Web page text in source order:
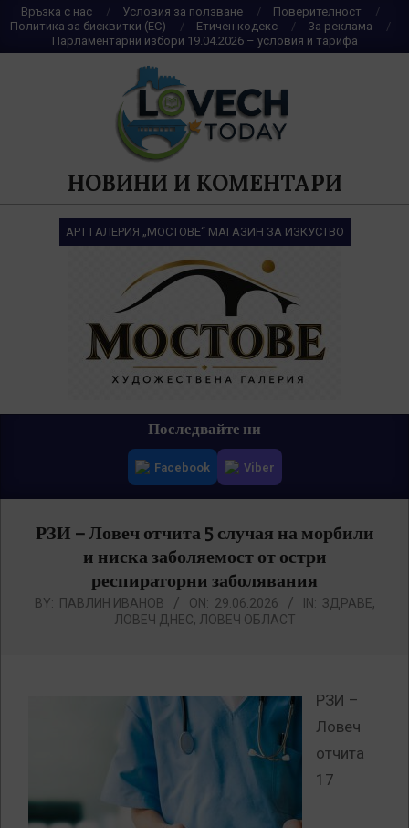
Skip
to
content
Връзка с нас Условия за ползване
Поверителност
Политика за бисквитки (ЕС)
Етичен кодекс
За реклама
Парламентарни избори 19.04.2026 – условия и тарифа
НОВИНИ И КОМЕНТАРИ
АРТ ГАЛЕРИЯ „МОСТОВЕ“ МАГАЗИН ЗА ИЗКУСТВО
Последвайте ни
Facebook Viber
РЗИ – Ловеч отчита 5 случая на морбили
и ниска заболяемост от остри
респираторни заболявания
BY: ПАВЛИН ИВАНОВ ON: 29.06.2026 IN: ЗДРАВЕ,
ЛОВЕЧ ДНЕС, ЛОВЕЧ ОБЛАСТ
РЗИ –
Ловеч
отчита
17